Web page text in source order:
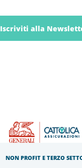
Iscriviti alla
NON PROFIT E TERZO